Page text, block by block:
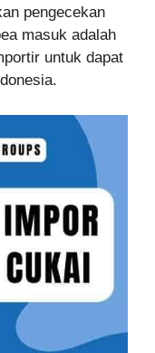
pengecekan
masuk adalah
untuk dapat